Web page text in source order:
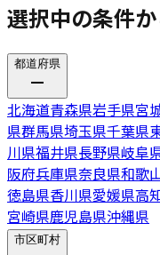
選択中の条件
都道府県
北海道青森県岩手県宮
県群馬県埼玉県千葉県
川県福井県長野県岐阜
阪府兵庫県奈良県和歌
徳島県香川県愛媛県高
宮崎県鹿児島県沖縄県
市区町村